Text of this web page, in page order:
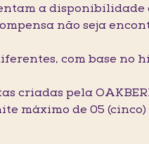
a disponibilidade
não seja
com base no
criadas pela
máximo de 05 (cinco)